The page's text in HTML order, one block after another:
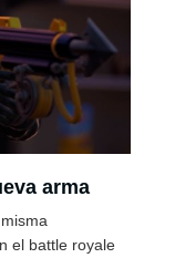
arma
el battle royale